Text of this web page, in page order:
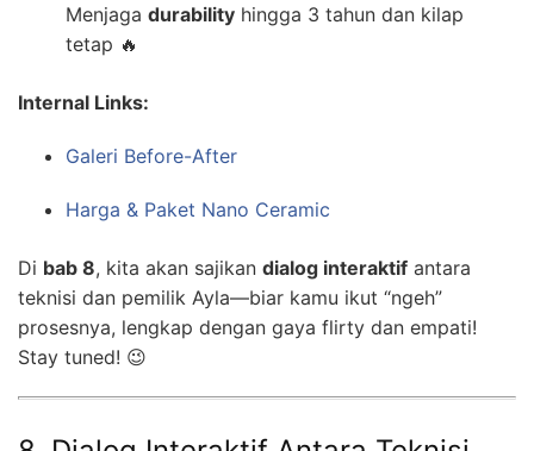
Menjaga durability hingga 3 tahun dan kilap
tetap 🔥
Internal Links:
Galeri Before-After
Harga & Paket Nano Ceramic
Di bab 8, kita akan sajikan dialog interaktif antara
teknisi dan pemilik Ayla—biar kamu ikut “ngeh”
prosesnya, lengkap dengan gaya flirty dan empati!
Stay tuned! 😉